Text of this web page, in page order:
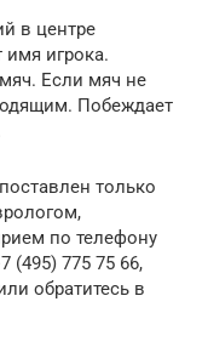
в центре
игрока.
Если мяч не
Побеждает
только
по телефону
(495) 775 75 66,
обратитесь в